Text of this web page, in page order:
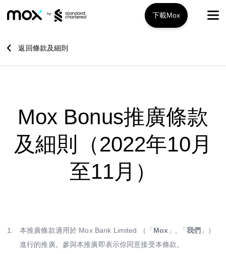
下載Mox
服務特色
Mox信用卡
Mox Insure
推廣優惠
關於我們
返回條款及細則
Mox Bonus推廣條款
及細則（2022年10月
至11月）
1. 本推廣條款適用於 Mox Bank Limited （「 Mox 」, 「 我們 」）
進行的推廣。參與本推廣即表示你同意接受本條款。